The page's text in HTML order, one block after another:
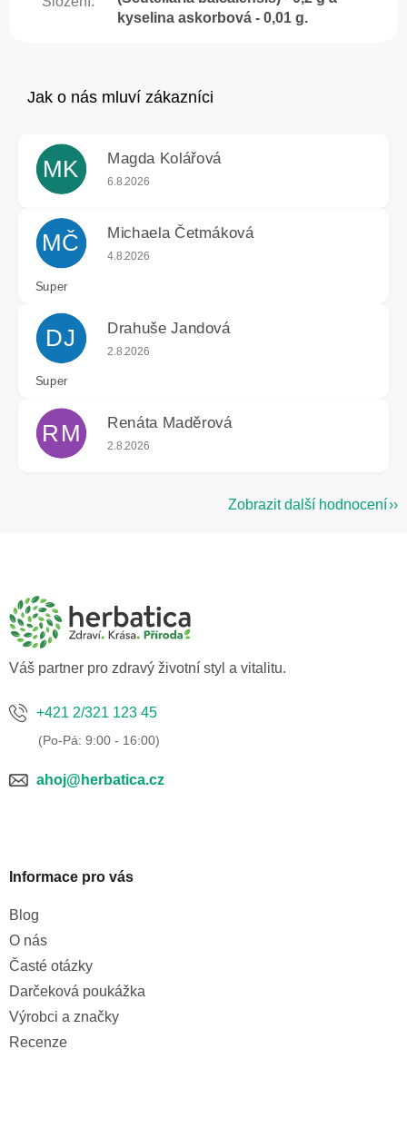
kyselina askorbová - 0,01 g.
MK Magda Kolářová
Hodnocení obchodu je 5 z 5 hvězdiček.
6.8.2026
MČ Michaela Četmáková
Hodnocení obchodu je 5 z 5 hvězdiček.
4.8.2026
Super
DJ Drahuše Jandová
Hodnocení obchodu je 5 z 5 hvězdiček.
2.8.2026
Super
RM Renáta Maděrová
Hodnocení obchodu je 5 z 5 hvězdiček.
2.8.2026
Zobrazit další hodnocení
a
Váš partner pro zdravý životní styl a vitalitu.
+421 2/321 123 45
ahoj@herbatica.cz
Informace pro vás
Blog
O nás
Časté otázky
Darčeková poukážka
Výrobci a značky
Recenze